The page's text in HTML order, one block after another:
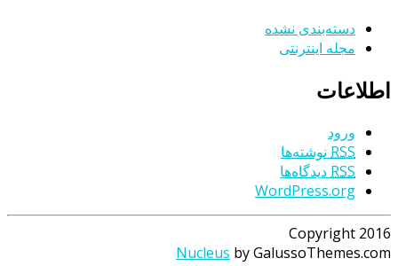
دسته‌بندی نشده
مجله اینترنتی
اطلاعات
ورود
RSS نوشته‌ها
RSS دیدگاه‌ها
WordPress.org
Copyright 2016
Nucleus by GalussoThemes.com